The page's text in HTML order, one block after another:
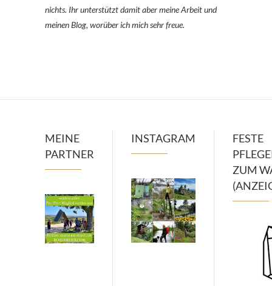
nichts. Ihr unterstützt damit aber meine Arbeit und
meinen Blog, worüber ich mich sehr freue.
MEINE
PARTNER
INSTAGRAM
FESTE
ZUM